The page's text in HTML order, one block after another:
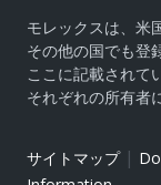
モレックスは、米
その他の国でも登
ここに記載されて
それぞれの所有者
サイトマップ|